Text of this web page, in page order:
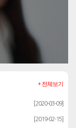
[2020-03-09]
[2019-02-15]
+ 전체보기